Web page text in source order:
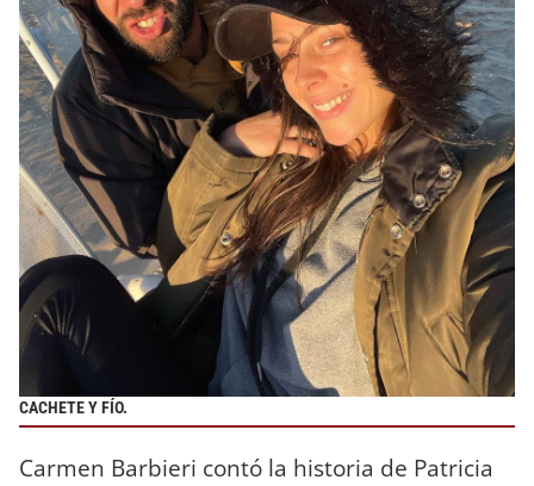
CACHETE Y FÍO.
Carmen Barbieri contó la historia de Patricia